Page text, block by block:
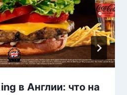
в Англии: что на